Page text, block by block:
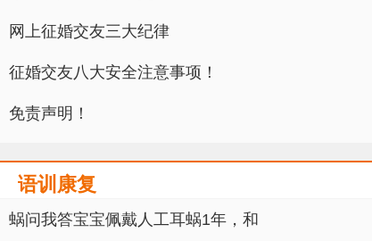
网上征婚交友三大纪律
征婚交友八大安全注意事项！
免责声明！
语训康复
蜗问我答宝宝佩戴人工耳蜗1年，和